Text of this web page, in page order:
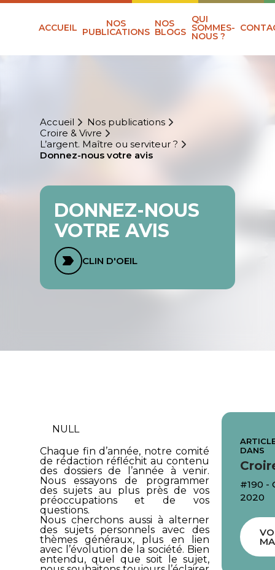
ACCUEIL NOS
PUBLICATIONS
NOS
BLOGS
QUI
SOMMES-
NOUS ?
Accueil
Nos publications
Croire & Vivre
L’argent. Maître ou serviteur ?
Donnez-nous votre avis
DONNEZ-NOUS
VOTRE AVIS
CLIN D'OEIL
NULL
Chaque fin d’année, notre comité
de rédaction réfléchit au contenu
des dossiers de l’année à venir.
Nous essayons de programmer
des sujets au plus près de vos
préoccupations et de vos
questions.
Nous cherchons aussi à alterner
des sujets personnels avec des
thèmes généraux, plus en lien
avec l’évolution de la société. Bien
entendu, quel que soit le sujet,
DANS
#190 -
2020